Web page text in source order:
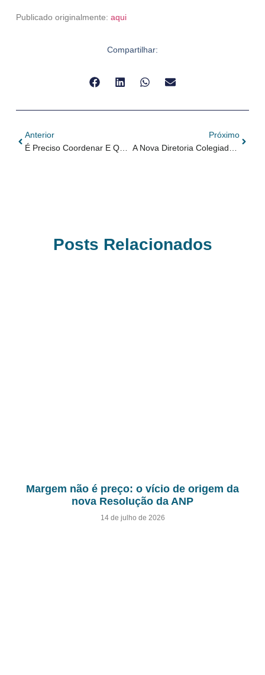
Publicado originalmente: aqui
Compartilhar:
Anterior
É Preciso Coordenar E Qualificar O Combate Aos Crimes No Mercado De Combustíveis
Próximo
A Nova Diretoria Colegiada Da ANP E O Desafio Da Regulação Setorial
Posts Relacionados
Margem não é preço: o vício de origem da
nova Resolução da ANP
14 de julho de 2026